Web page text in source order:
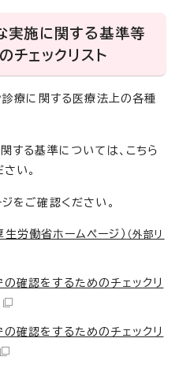
実施に関する基準等
チェックリスト
療に関する医療法上の各種
する基準については、こちら
い。
をご確認ください。
労働省ホームページ） （外部リ
の確認をするためのチェックリ
の確認をするためのチェックリ